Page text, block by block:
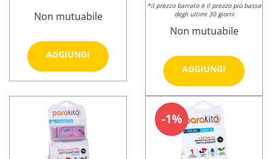
Non mutuabile
AGGIUNGI
Aggiungi PARAKITO
BRACCIALE
MOSTRI
J al
su PARAKITO
BRACCIALE
MOSTRI
J
*il prezzo barrato è il prezzo più basso
degli ultimi 30 giorni
Non mutuabile
AGGIUNGI
Aggiungi
NERO
Informazioni
su PARAKITO
BRACCIALE
NERO
AD
1%